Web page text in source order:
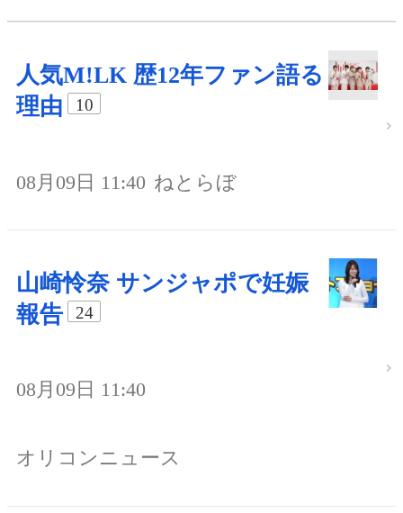
人気M!LK 歴12年ファン語る
理由
10
08月09日 11:40 ねとらぼ
山崎怜奈 サンジャポで妊娠
報告
24
08月09日 11:40
オリコンニュース